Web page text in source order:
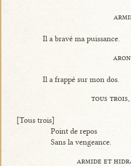
Il a bravé ma puissance.
Il a frappé sur mon dos.
tous trois,
[Tous trois]
Point de repos
Sans la vengeance.
armide et